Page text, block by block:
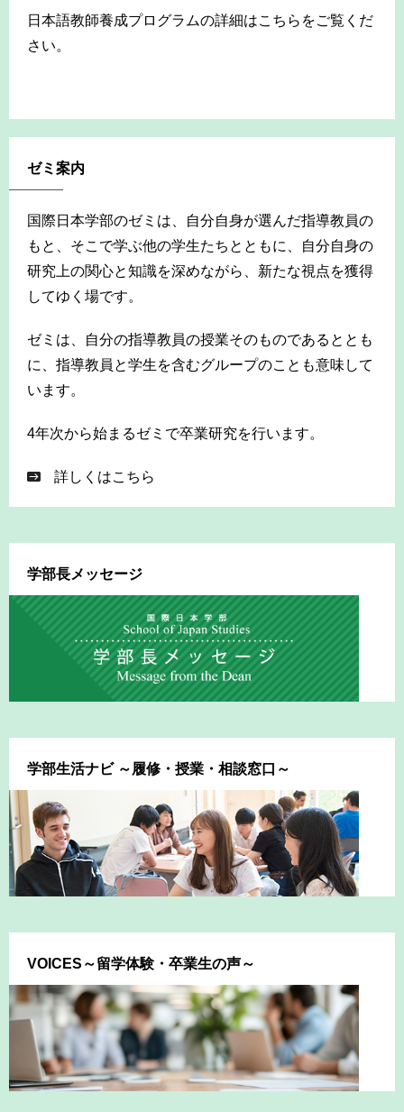
日本語教師養成プログラムの詳細はこちらをご覧くだ
さい。
ゼミ案内
国際日本学部のゼミは、自分自身が選んだ指導教員の
もと、そこで学ぶ他の学生たちとともに、自分自身の
研究上の関心と知識を深めながら、新たな視点を獲得
してゆく場です。
ゼミは、自分の指導教員の授業そのものであるととも
に、指導教員と学生を含むグループのことも意味して
います。
4年次から始まるゼミで卒業研究を行います。
詳しくはこちら
学部長メッセージ
学部生活ナビ ～履修・授業・相談窓口～
VOICES～留学体験・卒業生の声～